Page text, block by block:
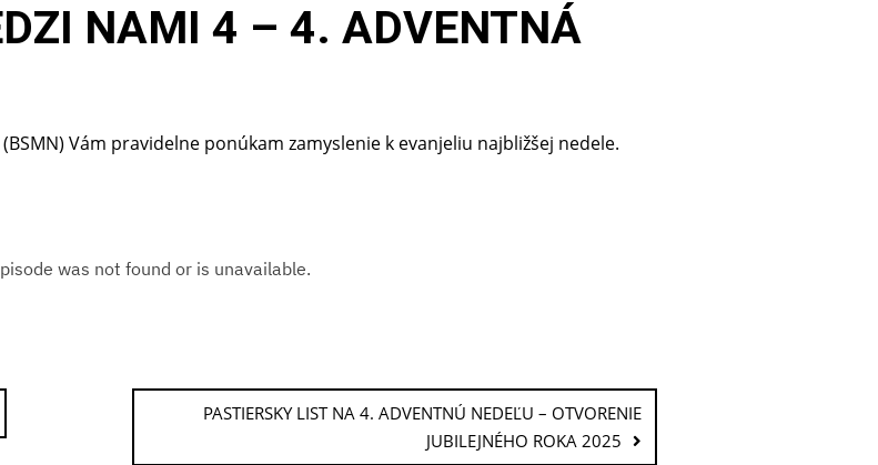
NAMI 4 – 4. ADVENTNÁ
Vám pravidelne ponúkam zamyslenie k evanjeliu najbližšej nedele.
PASTIERSKY LIST NA 4. ADVENTNÚ NEDEĽU – OTVORENIE
JUBILEJNÉHO ROKA 2025